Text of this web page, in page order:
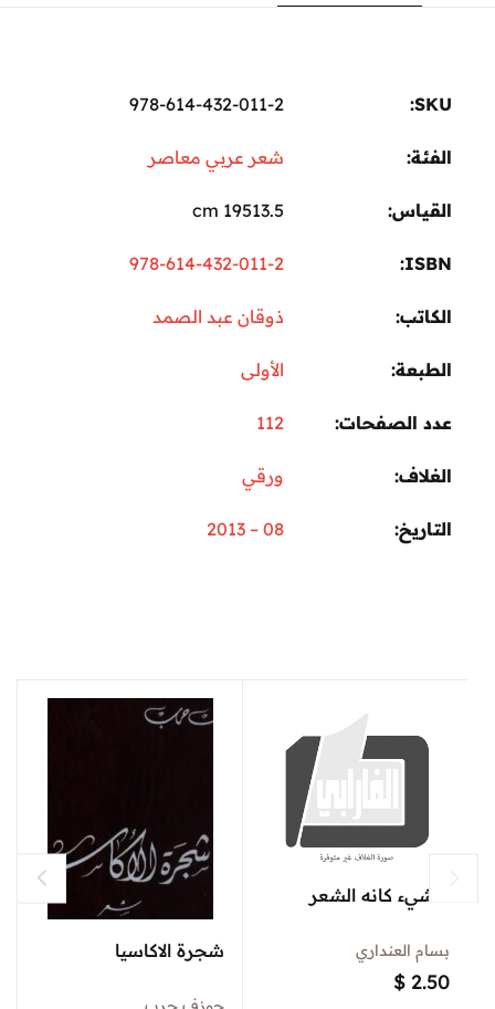
SKU:
978-614-432-011-2
الفئة: شعر عربي معاصر
القياس 19513.5 cm
ISBN
978-614-432-011-2
الكاتب ذوقان عبد الصمد
الطبعة الأولى
عدد الصفحات 112
الغلاف ورقي
التاريخ 08 – 2013
شجرة الاكاسيا
لا شيء كانه الشعر
بسام العنداري
$ 2.50